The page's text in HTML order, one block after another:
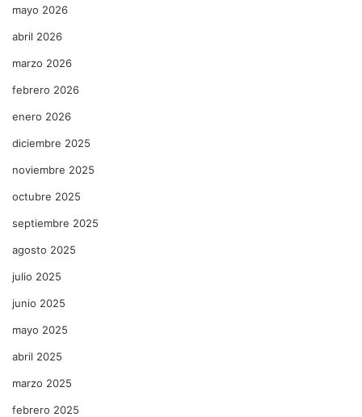
mayo 2026
abril 2026
marzo 2026
febrero 2026
enero 2026
diciembre 2025
noviembre 2025
octubre 2025
septiembre 2025
agosto 2025
julio 2025
junio 2025
mayo 2025
abril 2025
marzo 2025
febrero 2025